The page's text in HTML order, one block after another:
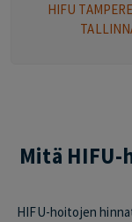
HIFU TAMPERE
Mitä
HIFU-hoitojen